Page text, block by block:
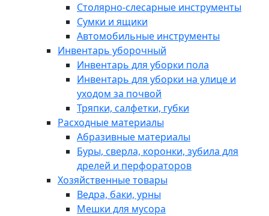
Столярно-слесарные инструменты
Сумки и ящики
Автомобильные инструменты
Инвентарь уборочный
Инвентарь для уборки пола
Инвентарь для уборки на улице и
уходом за почвой
Тряпки, салфетки, губки
Расходные материалы
Абразивные материалы
Буры, сверла, коронки, зубила для
дрелей и перфораторов
Хозяйственные товары
Ведра, баки, урны
Мешки для мусора